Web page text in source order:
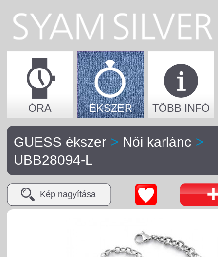
ÓRA ÉKSZER TÖBB INFÓ
GUESS ékszer > Női karlánc >
UBB28094-L
Kép nagyítása